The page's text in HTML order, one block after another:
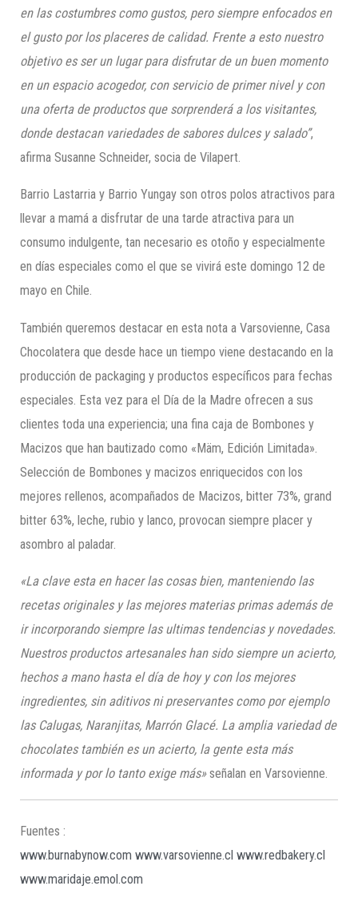
en las costumbres como gustos, pero siempre enfocados en
el gusto por los placeres de calidad. Frente a esto nuestro
objetivo es ser un lugar para disfrutar de un buen momento
en un espacio acogedor, con servicio de primer nivel y con
una oferta de productos que sorprenderá a los visitantes,
donde destacan variedades de sabores dulces y salado”,
afirma Susanne Schneider, socia de Vilapert.
Barrio Lastarria y Barrio Yungay son otros polos atractivos para
llevar a mamá a disfrutar de una tarde atractiva para un
consumo indulgente, tan necesario es otoño y especialmente
en días especiales como el que se vivirá este domingo 12 de
mayo en Chile.
También queremos destacar en esta nota a Varsovienne, Casa
Chocolatera que desde hace un tiempo viene destacando en la
producción de packaging y productos específicos para fechas
especiales. Esta vez para el Día de la Madre ofrecen a sus
clientes toda una experiencia; una fina caja de Bombones y
Macizos que han bautizado como «Mäm, Edición Limitada».
Selección de Bombones y macizos enriquecidos con los
mejores rellenos, acompañados de Macizos, bitter 73%, grand
bitter 63%, leche, rubio y lanco, provocan siempre placer y
asombro al paladar.
«La clave esta en hacer las cosas bien, manteniendo las
recetas originales y las mejores materias primas además de
ir incorporando siempre las ultimas tendencias y novedades.
Nuestros productos artesanales han sido siempre un acierto,
hechos a mano hasta el día de hoy y con los mejores
ingredientes, sin aditivos ni preservantes como por ejemplo
las Calugas, Naranjitas, Marrón Glacé. La amplia variedad de
chocolates también es un acierto, la gente esta más
informada y por lo tanto exige más»señalan en Varsovienne.
Fuentes :
www.burnabynow.com www.varsovienne.cl www.redbakery.cl
www.maridaje.emol.com